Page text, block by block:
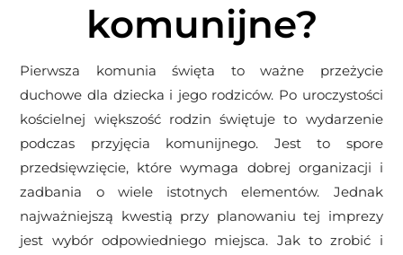
komunijne?
Pierwsza komunia święta to ważne przeżycie
duchowe dla dziecka i jego rodziców. Po uroczystości
kościelnej większość rodzin świętuje to wydarzenie
podczas przyjęcia komunijnego. Jest to spore
przedsięwzięcie, które wymaga dobrej organizacji i
zadbania o wiele istotnych elementów. Jednak
najważniejszą kwestią przy planowaniu tej imprezy
jest wybór odpowiedniego miejsca. Jak to zrobić i